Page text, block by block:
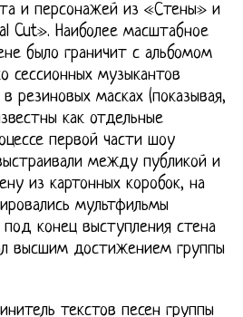
и персонажей из «Стены» и
Cut». Наиболее масштабное
было граничит с альбомом
сессионных музыкантов
резиновых масках (показывая,
как отдельные
первой части шоу
между публикой и
из картонных коробок, на
мультфильмы
конец выступления стена
высшим достижением группы
текстов песен группы